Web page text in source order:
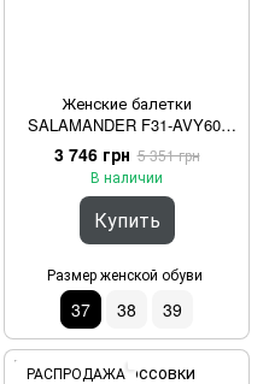
Женские балетки
SALAMANDER F31-AVY60-
1469-1010 Черный 37
3 746 грн 5 351 грн
В наличии
Купить
Размер женской обуви
37 38 39
РАСПРОДАЖА